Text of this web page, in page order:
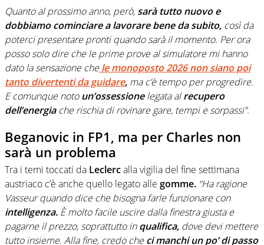
Quanto al prossimo anno, però, sarà tutto nuovo e
dobbiamo cominciare a lavorare bene da subito, così da
poterci presentare pronti quando sarà il momento. Per ora
posso solo dire che le prime prove al simulatore mi hanno
dato la sensazione chele monoposto 2026 non siano poi
tanto divertenti da guidare, ma c’è tempo per progredire.
E comunque notoun’ossessionelegata alrecupero
dell’energiache rischia di rovinare gare, tempi e sorpassi”.
Beganovic in FP1, ma per Charles non
sarà un problema
Tra i temi toccati da Leclercalla vigilia del fine settimana
austriaco c’è anche quello legato alle gomme. “Ha ragione
Vasseur quando dice che bisogna farle funzionare con
intelligenza. È molto facile uscire dalla finestra giusta e
pagarne il prezzo, soprattutto inqualifica, dove devi mettere
tutto insieme. Alla fine, credo checi manchi un po’ di passo